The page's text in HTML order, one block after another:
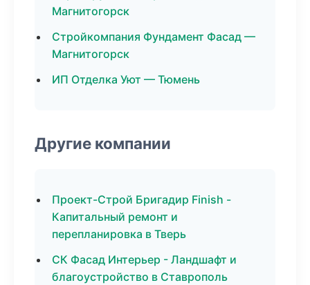
Магнитогорск
Стройкомпания Фундамент Фасад —
Магнитогорск
ИП Отделка Уют — Тюмень
Другие компании
Проект-Строй Бригадир Finish -
Капитальный ремонт и
перепланировка в Тверь
СК Фасад Интерьер - Ландшафт и
благоустройство в Ставрополь